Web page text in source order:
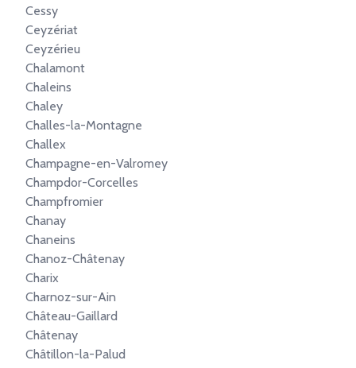
Cessy
Ceyzériat
Ceyzérieu
Chalamont
Chaleins
Chaley
Challes-la-Montagne
Challex
Champagne-en-Valromey
Champdor-Corcelles
Champfromier
Chanay
Chaneins
Chanoz-Châtenay
Charix
Charnoz-sur-Ain
Château-Gaillard
Châtenay
Châtillon-la-Palud